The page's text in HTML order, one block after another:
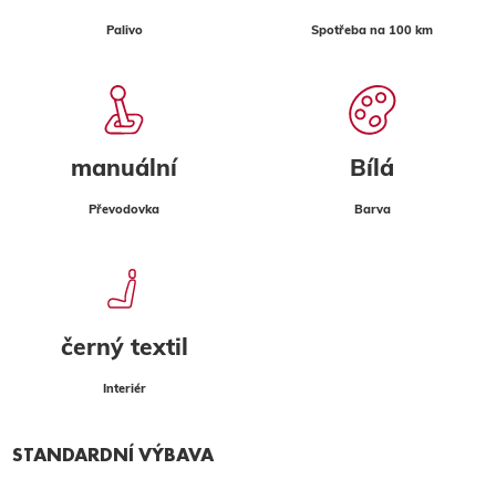
Palivo Spotřeba na 100 km
manuální
Převodovka
Bílá
Barva
černý textil
Interiér
STANDARDNÍ VÝBAVA